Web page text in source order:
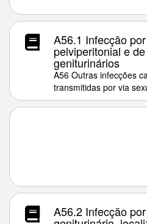
A56.1 Infecção
pelviperitonial e
geniturinários
A56 Outras infecções
transmitidas por via
A56.2 Infecção